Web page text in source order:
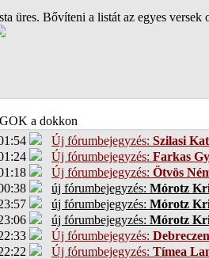
üres. Bővíteni a listát az egyes versek
a dokkon
Új fórumbejegyzés: Szilasi
Új fórumbejegyzés: Farkas
Új fórumbejegyzés: Ötvös
új fórumbejegyzés: Mórotz
új fórumbejegyzés: Mórotz
új fórumbejegyzés: Mórotz
Új fórumbejegyzés:
Új fórumbejegyzés: Tímea